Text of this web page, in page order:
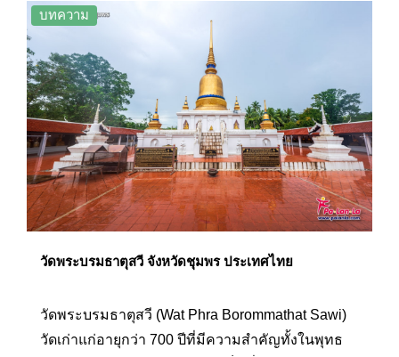
คนคงอยากท่องเที่ยว ออกเดินทางไหว้พระทำบุญเพื่อ
อยู่ข้างหน้า Palanla ขอถือโอกาสนี้ชวนคุณออกเดิน
ทางไปไหว้ 10 พระธาตุทั่วไทยเพื่อความเป็นสิริมงคล
ส่งท้ายปีเก่าพร้อมๆ กัน
บทความ
วัดพระบรมธาตุสวี จังหวัดชุมพร ประเทศไทย
วัดพระบรมธาตุสวี (Wat Phra Borommathat Sawi)
วัดเก่าแก่อายุกว่า 700 ปีที่มีความสำคัญทั้งในพุทธ